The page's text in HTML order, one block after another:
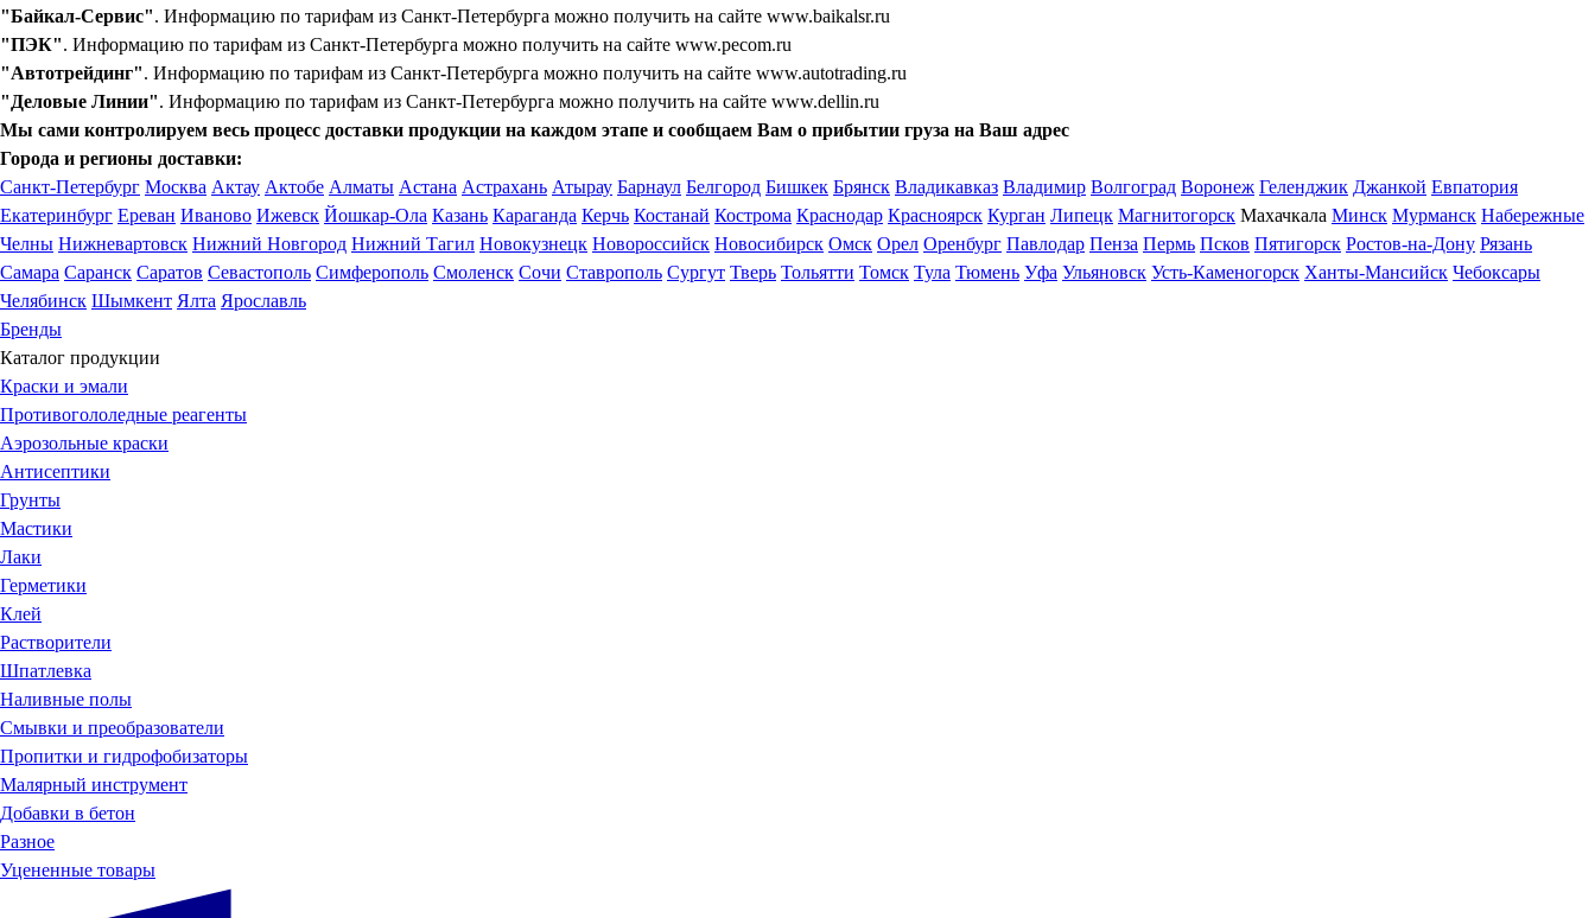
"Байкал-Сервис". Информацию по тарифам из Санкт-Петербурга можно получить на сайте www.baikalsr.ru
"ПЭК". Информацию по тарифам из Санкт-Петербурга можно получить на сайте www.pecom.ru
"Автотрейдинг". Информацию по тарифам из Санкт-Петербурга можно получить на сайте www.autotrading.ru
"Деловые Линии". Информацию по тарифам из Санкт-Петербурга можно получить на сайте www.dellin.ru
Мы сами контролируем весь процесс доставки продукции на каждом этапе и сообщаем Вам о прибытии груза на Ваш адрес
Города и регионы доставки:
Санкт-Петербург Москва Актау Актобе Алматы Астана Астрахань Атырау Барнаул Белгород Бишкек Брянск Владикавказ Владимир Волгоград Воронеж Геленджик Джанкой Евпатория
Екатеринбург Ереван Иваново Ижевск Йошкар-Ола Казань Караганда Керчь Костанай Кострома Краснодар Красноярск Курган Липецк Магнитогорск Махачкала Минск Мурманск Набережные
Челны Нижневартовск Нижний Новгород Нижний Тагил Новокузнецк Новороссийск Новосибирск Омск Орел Оренбург Павлодар Пенза Пермь Псков Пятигорск Ростов-на-Дону Рязань
Самара Саранск Саратов Севастополь Симферополь Смоленск Сочи Ставрополь Сургут Тверь Тольятти Томск Тула Тюмень Уфа Ульяновск Усть-Каменогорск Ханты-Мансийск Чебоксары
Челябинск Шымкент Ялта Ярославль
Бренды
Каталог продукции
Краски и эмали
Противогололедные реагенты
Аэрозольные краски
Антисептики
Грунты
Мастики
Лаки
Герметики
Клей
Растворители
Шпатлевка
Наливные полы
Смывки и преобразователи
Пропитки и гидрофобизаторы
Малярный инструмент
Добавки в бетон
Разное
Уцененные товары